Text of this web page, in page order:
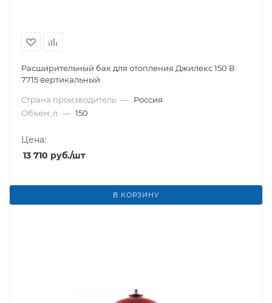
Расширительный бак для отопления Джилекс 150 В
7715 вертикальный
Страна производитель — Россия
Объем, л — 150
Цена:
13 710 руб./шт
В КОРЗИНУ